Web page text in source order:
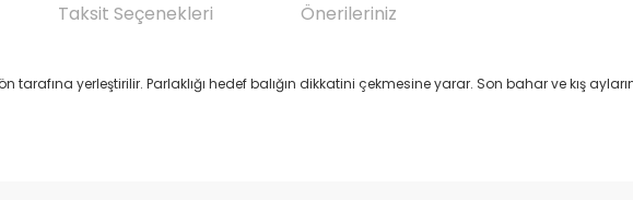
Taksit Seçenekleri Önerileriniz
tarafına yerleştirilir. Parlaklığı hedef balığın dikkatini çekmesine yarar. Son bahar ve kış